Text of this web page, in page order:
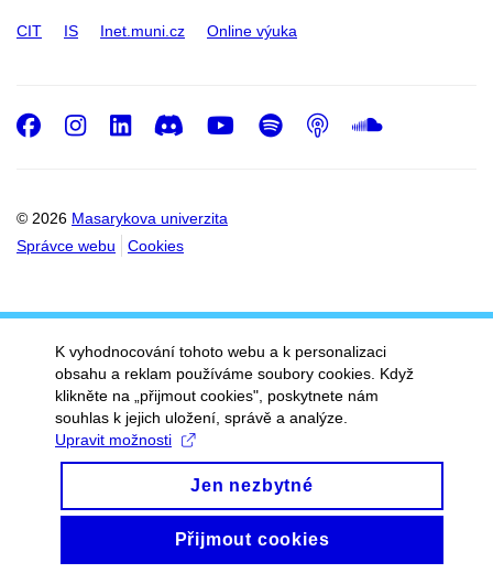
CIT IS Inet.muni.cz Online výuka
© 2026 Masarykova univerzita
Správce webu
Cookies
Facebook
Instagram
LinkedIn
DiscordYoutube
Spotify
Podcast
K vyhodnocování tohoto webu a k personalizaci
obsahu a reklam používáme soubory cookies. Když
klikněte na „přijmout cookies", poskytnete nám
souhlas k jejich uložení, správě a analýze.
Upravit možnosti
Jen nezbytné
Přijmout cookies